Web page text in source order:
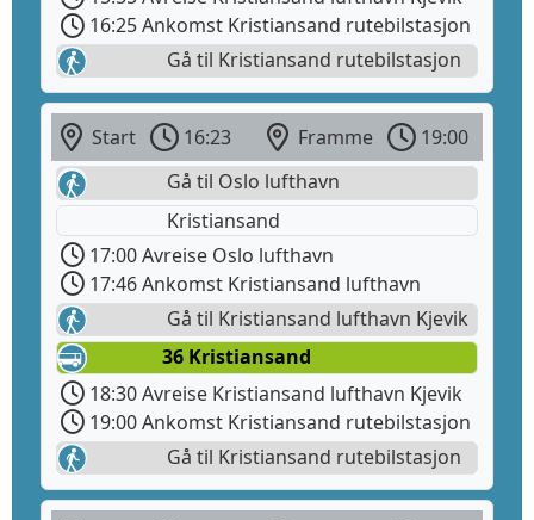
16:25 Ankomst Kristiansand rutebilstasjon
Gå til Kristiansand rutebilstasjon
Start 16:23 Framme
19:00
Gå til Oslo lufthavn
Kristiansand
17:00 Avreise Oslo lufthavn
17:46 Ankomst Kristiansand lufthavn
Gå til Kristiansand lufthavn Kjevik
36 Kristiansand
18:30 Avreise Kristiansand lufthavn Kjevik
19:00 Ankomst Kristiansand rutebilstasjon
Gå til Kristiansand rutebilstasjon